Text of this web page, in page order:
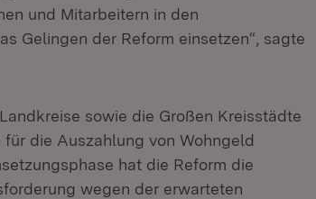
und Mitarbeitern in den
Gelingen der Reform einsetzen“, sagte
sowie die Großen Kreisstädte
die Auszahlung von Wohngeld
hat die Reform die
wegen der erwarteten